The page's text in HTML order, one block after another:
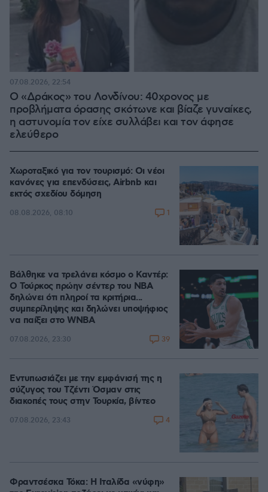
Ο «Δράκος» του Λονδίνου: 40χρονος με
προβλήματα όρασης σκότωνε και βίαζε γυναίκες,
η αστυνομία τον είχε συλλάβει και τον άφησε
ελεύθερο
07.08.2026, 22:54
Χωροταξικό για τον τουρισμό: Οι νέοι
κανόνες για επενδύσεις, Airbnb και
εκτός σχεδίου δόμηση
08.08.2026, 08:10 1
Βάλθηκε να τρελάνει κόσμο ο Καντέρ:
Ο Τούρκος πρώην σέντερ του NBA
δηλώνει ότι πληροί τα κριτήρια...
συμπερίληψης και δηλώνει υποψήφιος
να παίξει στο WNBA
07.08.2026, 23:30 39
Εντυπωσιάζει με την εμφάνισή της η
σύζυγος του Τζέντι Όσμαν στις
διακοπές τους στην Τουρκία, βίντεο
07.08.2026, 23:43 4
Φραντσέσκα Τόκα: Η Ιταλίδα «νύφη»